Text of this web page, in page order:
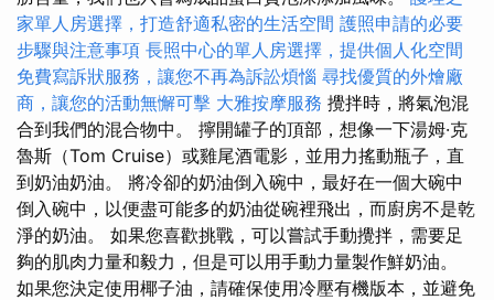
家單人房選擇，打造舒適私密的生活空間 護照申請的必要
步驟與注意事項 長照中心的單人房選擇，提供個人化空間
免費寫訴狀服務，讓您不再為訴訟煩惱 尋找優質的外燴廠
商，讓您的活動無懈可擊 大雅按摩服務 攪拌時，將氣泡混
合到我們的混合物中。 擰開罐子的頂部，想像一下湯姆·克
魯斯（Tom Cruise）或雞尾酒電影，並用力搖動瓶子，直
到奶油奶油。 將冷卻的奶油倒入碗中，最好在一個大碗中
倒入碗中，以便盡可能多的奶油從碗裡飛出，而廚房不是乾
淨的奶油。 如果您喜歡挑戰，可以嘗試手動攪拌，需要足
夠的肌肉力量和毅力，但是可以用手動力量製作鮮奶油。
如果您決定使用椰子油，請確保使用冷壓有機版本，並避免